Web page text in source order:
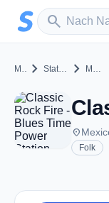
Zum Hauptinhalt
search
Sender suchen
Mexicochevron_right State of Mexico chevron_right Mexico City
place
Folk